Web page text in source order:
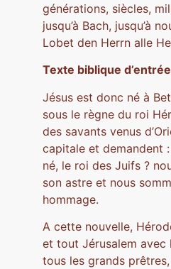
générations, siècles,
jusqu’à Bach, jusqu’à
Lobet den Herrn alle
Texte biblique
Jésus est donc né à
sous le règne du roi
des savants venus
capitale et demandent
né, le roi des Juifs ?
son astre et nous
hommage.
A cette nouvelle,
et tout Jérusalem avec
tous les grands